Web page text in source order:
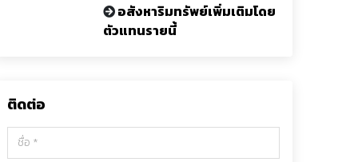
อสังหาริมทรัพย์เพิ่มเติมโดย
ตัวแทนรายนี้
ติดต่อ